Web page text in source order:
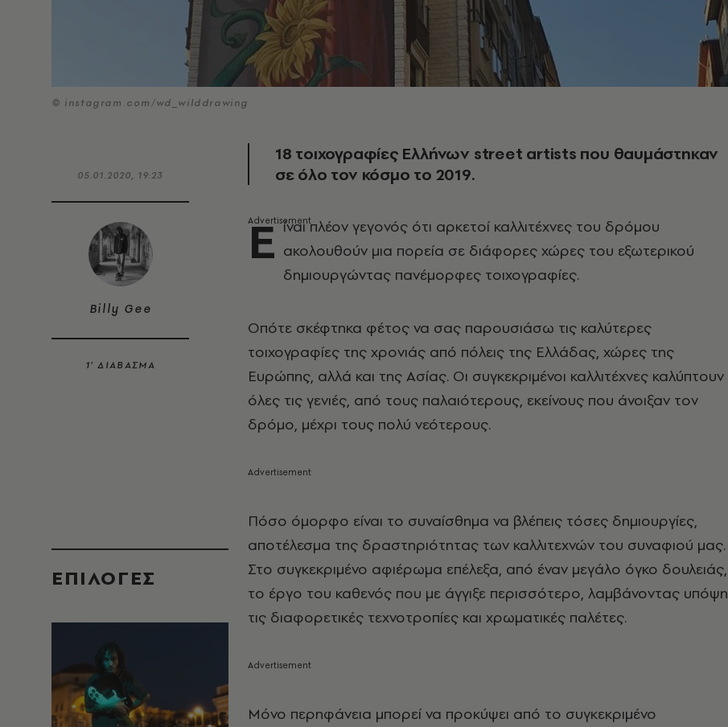
© instagram.com/wd_wilddrawing
05.01.2020, 19:23
Billy Gee
1’ ΔΙΑΒΑΣΜΑ
EΠΙΛΟΓΈΣ
18 τοιχογραφίες Ελλήνων street artists που θαυμάστηκαν
σε όλο τον κόσμο το 2019.
Ε ίναι πλέον γεγονός ότι αρκετοί καλλιτέχνες του δρόμου
ακολουθούν μια πορεία σε διάφορες χώρες του εξωτερικού
δημιουργώντας πανέμορφες τοιχογραφίες.
Οπότε σκέφτηκα φέτος να σας παρουσιάσω τις καλύτερες
τοιχογραφίες της χρονιάς από πόλεις της Ελλάδας, χώρες της
Ευρώπης, αλλά και της Ασίας. Οι συγκεκριμένοι καλλιτέχνες καλύπτουν
όλες τις γενιές, από τους παλαιότερους, εκείνους που άνοιξαν τον
δρόμο, μέχρι τους πολύ νεότερους.
Πόσο όμορφο είναι το συναίσθημα να βλέπεις τόσες δημιουργίες,
αποτέλεσμα της δραστηριότητας των καλλιτεχνών του συναφιού μας.
Στο συγκεκριμένο αφιέρωμα επέλεξα, από έναν μεγάλο όγκο δουλειάς,
το έργο του καθενός που με άγγιξε περισσότερο, λαμβάνοντας υπόψη
τις διαφορετικές τεχνοτροπίες και χρωματικές παλέτες.
Μόνο περηφάνεια μπορεί να προκύψει από το συγκεκριμένο